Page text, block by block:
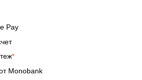
Pay
*
Monobank